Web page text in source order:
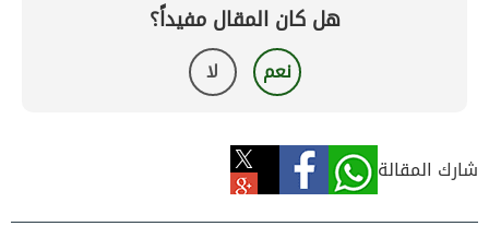
هل كان المقال مفيداً؟
نعم لا
شارك المقالة